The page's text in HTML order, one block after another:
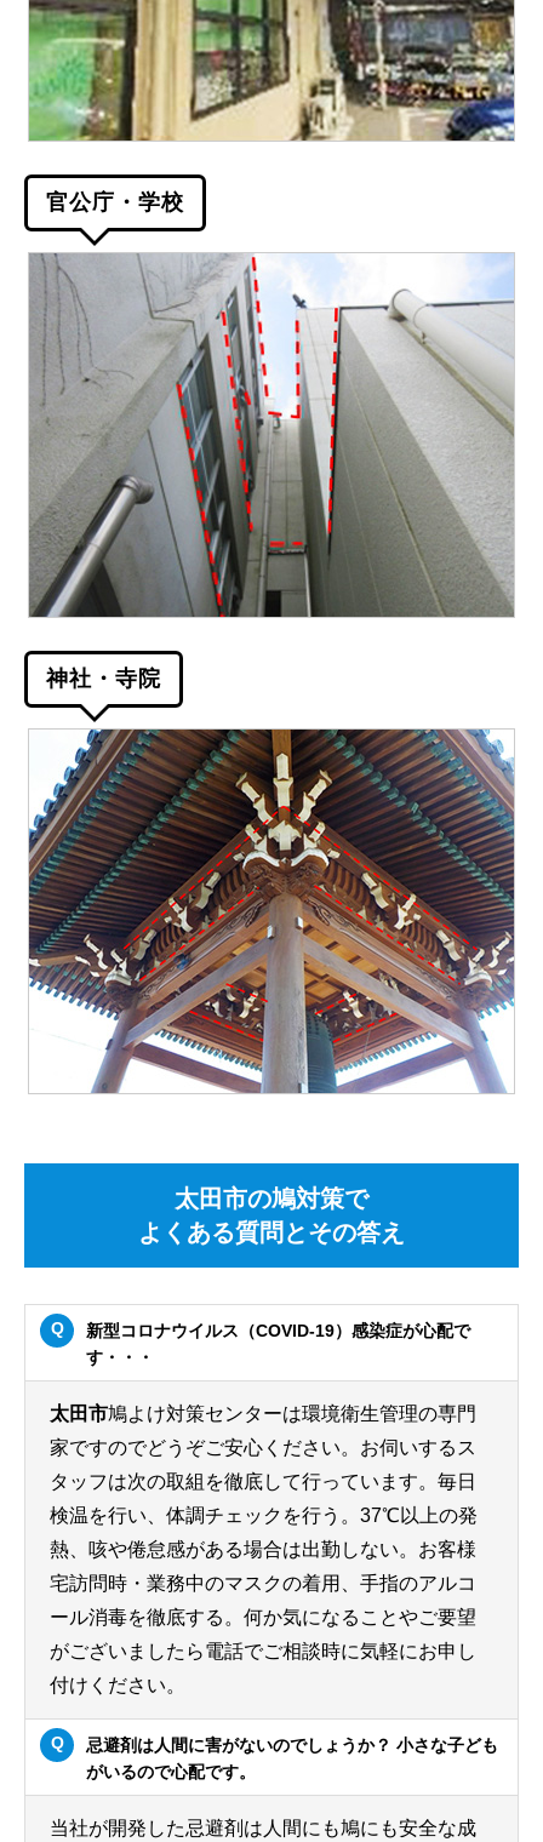
官公庁・学校
神社・寺院
太田市の鳩対策で
よくある質問とその答え
新型コロナウイルス（COVID-19）感染症が心配で
す・・・
太田市鳩よけ対策センターは環境衛生管理の専門
家ですのでどうぞご安心ください。お伺いするス
タッフは次の取組を徹底して行っています。毎日
検温を行い、体調チェックを行う。37℃以上の発
熱、咳や倦怠感がある場合は出勤しない。お客様
宅訪問時・業務中のマスクの着用、手指のアルコ
ール消毒を徹底する。何か気になることやご要望
がございましたら電話でご相談時に気軽にお申し
付けください。
忌避剤は人間に害がないのでしょうか？ 小さな子ども
がいるので心配です。
当社が開発した忌避剤は人間にも鳩にも安全な成